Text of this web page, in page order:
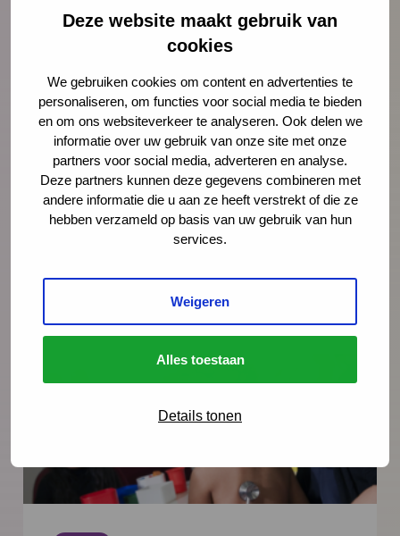
Deze website maakt gebruik van
cookies
We gebruiken cookies om content en advertenties te
personaliseren, om functies voor social media te bieden
en om ons websiteverkeer te analyseren. Ook delen we
informatie over uw gebruik van onze site met onze
partners voor social media, adverteren en analyse.
Deze partners kunnen deze gegevens combineren met
andere informatie die u aan ze heeft verstrekt of die ze
hebben verzameld op basis van uw gebruik van hun
services.
Weigeren
Alles toestaan
Details tonen
Opinie: Vakantie? De stress van
ouders loopt alleen maar op
Juist op het moment dat ouders snakken
naar rust, staan ze er alleen voor. Schiet
hen te hulp, noteert Igor Ivakic, directeur-
bestuurder van het Nederlands Centrum
Lees meer